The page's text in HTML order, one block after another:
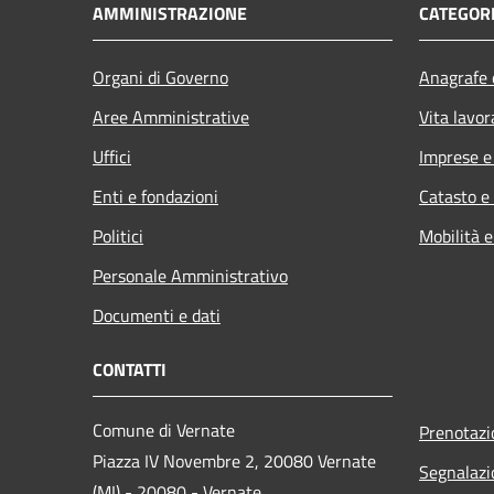
AMMINISTRAZIONE
Organi di Governo
Aree Amministrative
Uffici
Enti e fondazioni
Politici
Personale Amministrativo
Documenti e dati
Vita
Imprese
Catasto
Mobilità
CONTATTI
Comune di Vernate
Piazza IV Novembre 2, 20080 Vernate